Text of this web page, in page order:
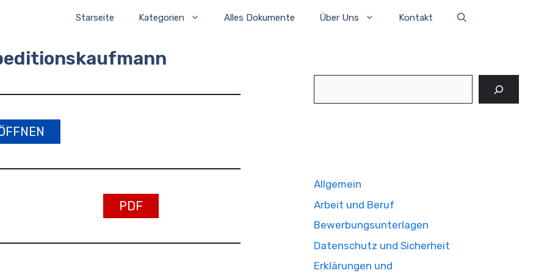
Starseite Kategorien Alles Dokumente Über Uns Kontakt
PDF
Allgemein
Arbeit und Beruf
Bewerbungsunterlagen
Datenschutz und Sicherheit
Erklärungen und